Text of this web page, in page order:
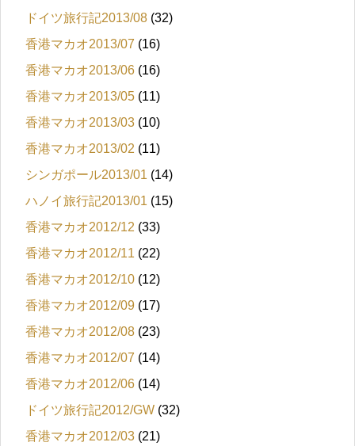
ドイツ旅行記2013/08 (32)
香港マカオ2013/07 (16)
香港マカオ2013/06 (16)
香港マカオ2013/05 (11)
香港マカオ2013/03 (10)
香港マカオ2013/02 (11)
シンガポール2013/01 (14)
ハノイ旅行記2013/01 (15)
香港マカオ2012/12 (33)
香港マカオ2012/11 (22)
香港マカオ2012/10 (12)
香港マカオ2012/09 (17)
香港マカオ2012/08 (23)
香港マカオ2012/07 (14)
香港マカオ2012/06 (14)
ドイツ旅行記2012/GW (32)
香港マカオ2012/03 (21)